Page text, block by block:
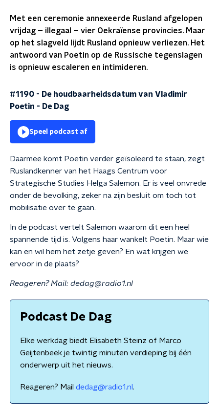
Met een ceremonie annexeerde Rusland afgelopen
vrijdag – illegaal – vier Oekraïense provincies. Maar
op het slagveld lijdt Rusland opnieuw verliezen. Het
antwoord van Poetin op de Russische tegenslagen
is opnieuw escaleren en intimideren.
#1190 - De houdbaarheidsdatum van Vladimir
Poetin - De Dag
Speel podcast af
Daarmee komt Poetin verder geïsoleerd te staan, zegt
Ruslandkenner van het Haags Centrum voor
Strategische Studies Helga Salemon. Er is veel onvrede
onder de bevolking, zeker na zijn besluit om toch tot
mobilisatie over te gaan.
In de podcast vertelt Salemon waarom dit een heel
spannende tijd is. Volgens haar wankelt Poetin. Maar wie
kan en wil hem het zetje geven? En wat krijgen we
ervoor in de plaats?
Reageren? Mail: dedag@radio1.nl
Podcast De Dag
Elke werkdag biedt Elisabeth Steinz of Marco
Geijtenbeek je twintig minuten verdieping bij één
onderwerp uit het nieuws.
Reageren? Mail dedag@radio1.nl .